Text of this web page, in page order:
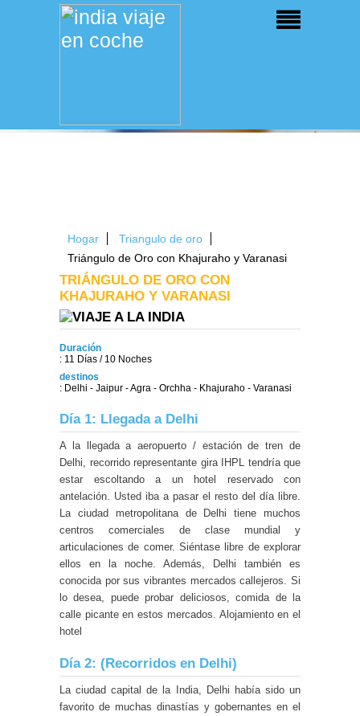
Hogar
Triangulo de oro
Triángulo de Oro con Khajuraho y Varanasi
TRIÁNGULO DE ORO CON
KHAJURAHO Y VARANASI
Duración
: 11 Días / 10 Noches
destinos
: Delhi - Jaipur - Agra - Orchha - Khajuraho - Varanasi
Día 1: Llegada a Delhi
A la llegada a aeropuerto / estación de tren de
Delhi, recorrido representante gira IHPL tendría que
estar escoltando a un hotel reservado con
antelación. Usted iba a pasar el resto del día libre.
La ciudad metropolitana de Delhi tiene muchos
centros comerciales de clase mundial y
articulaciones de comer. Siéntase libre de explorar
ellos en la noche. Además, Delhi también es
conocida por sus vibrantes mercados callejeros. Si
lo desea, puede probar deliciosos, comida de la
calle picante en estos mercados. Alojamiento en el
hotel
Día 2: (Recorridos en Delhi)
La ciudad capital de la India, Delhi había sido un
favorito de muchas dinastías y gobernantes en el